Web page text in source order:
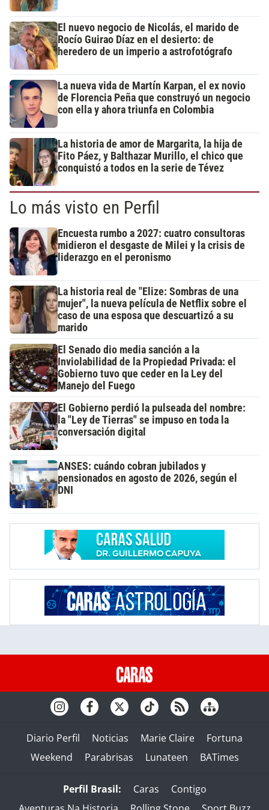
El nuevo negocio de Nicolás, el marido de
Rocío Guirao Díaz en el desierto: de
heredero de un imperio a astrofotógrafo
La nueva vida de Martín Karpan, el ex novio
de Florencia Peña que construyó un negocio
con ella y ahora triunfa en Colombia
La historia de amor de Margarita, la hija de
Fito Páez, y Balthazar Murillo, el chico que
conquistó a todos en la serie de Tévez
Lo más visto en Perfil
Encuesta rumbo a 2027: cuatro consultoras
midieron el desgaste de Milei y la crisis de
liderazgo en el peronismo
La historia real de "Elize: Sombras de una
mujer", la nueva película de Netflix sobre el
caso de una esposa que descuartizó a su
marido
El Senado dio media sanción a la
Inviolabilidad de la Propiedad Privada: el
Gobierno tuvo que ceder en la Ley del
Manejo del Fuego
El Gobierno perdió la pulseada del nombre:
la "Ley de Tierras" se impuso en toda la
conversación digital
ANSES: cuándo cobran jubilados y
pensionados en agosto de 2026, según el
DNI
Diario Perfil Noticias Marie Claire
Fortuna
Weekend
Parabrisas Lunateen BATimes
Perfil Brasil: Caras
Contigo